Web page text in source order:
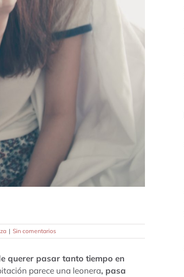
| Sin comentarios
querer pasar tanto tiempo en
parece una leonera, pasa